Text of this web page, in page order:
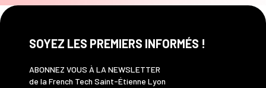
SOYEZ LES PREMIERS INFORMÉS !
ABONNEZ VOUS À LA NEWSLETTER
de la French Tech Saint-Étienne Lyon